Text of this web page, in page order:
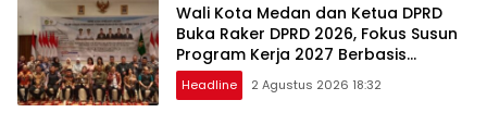
Wali Kota Medan dan Ketua DPRD
Buka Raker DPRD 2026, Fokus Susun
Program Kerja 2027 Berbasis
Digitalisasi dan Inovasi
Headline 2 Agustus 2026 18:32